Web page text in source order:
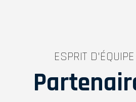
ESPRIT D'ÉQUIPE